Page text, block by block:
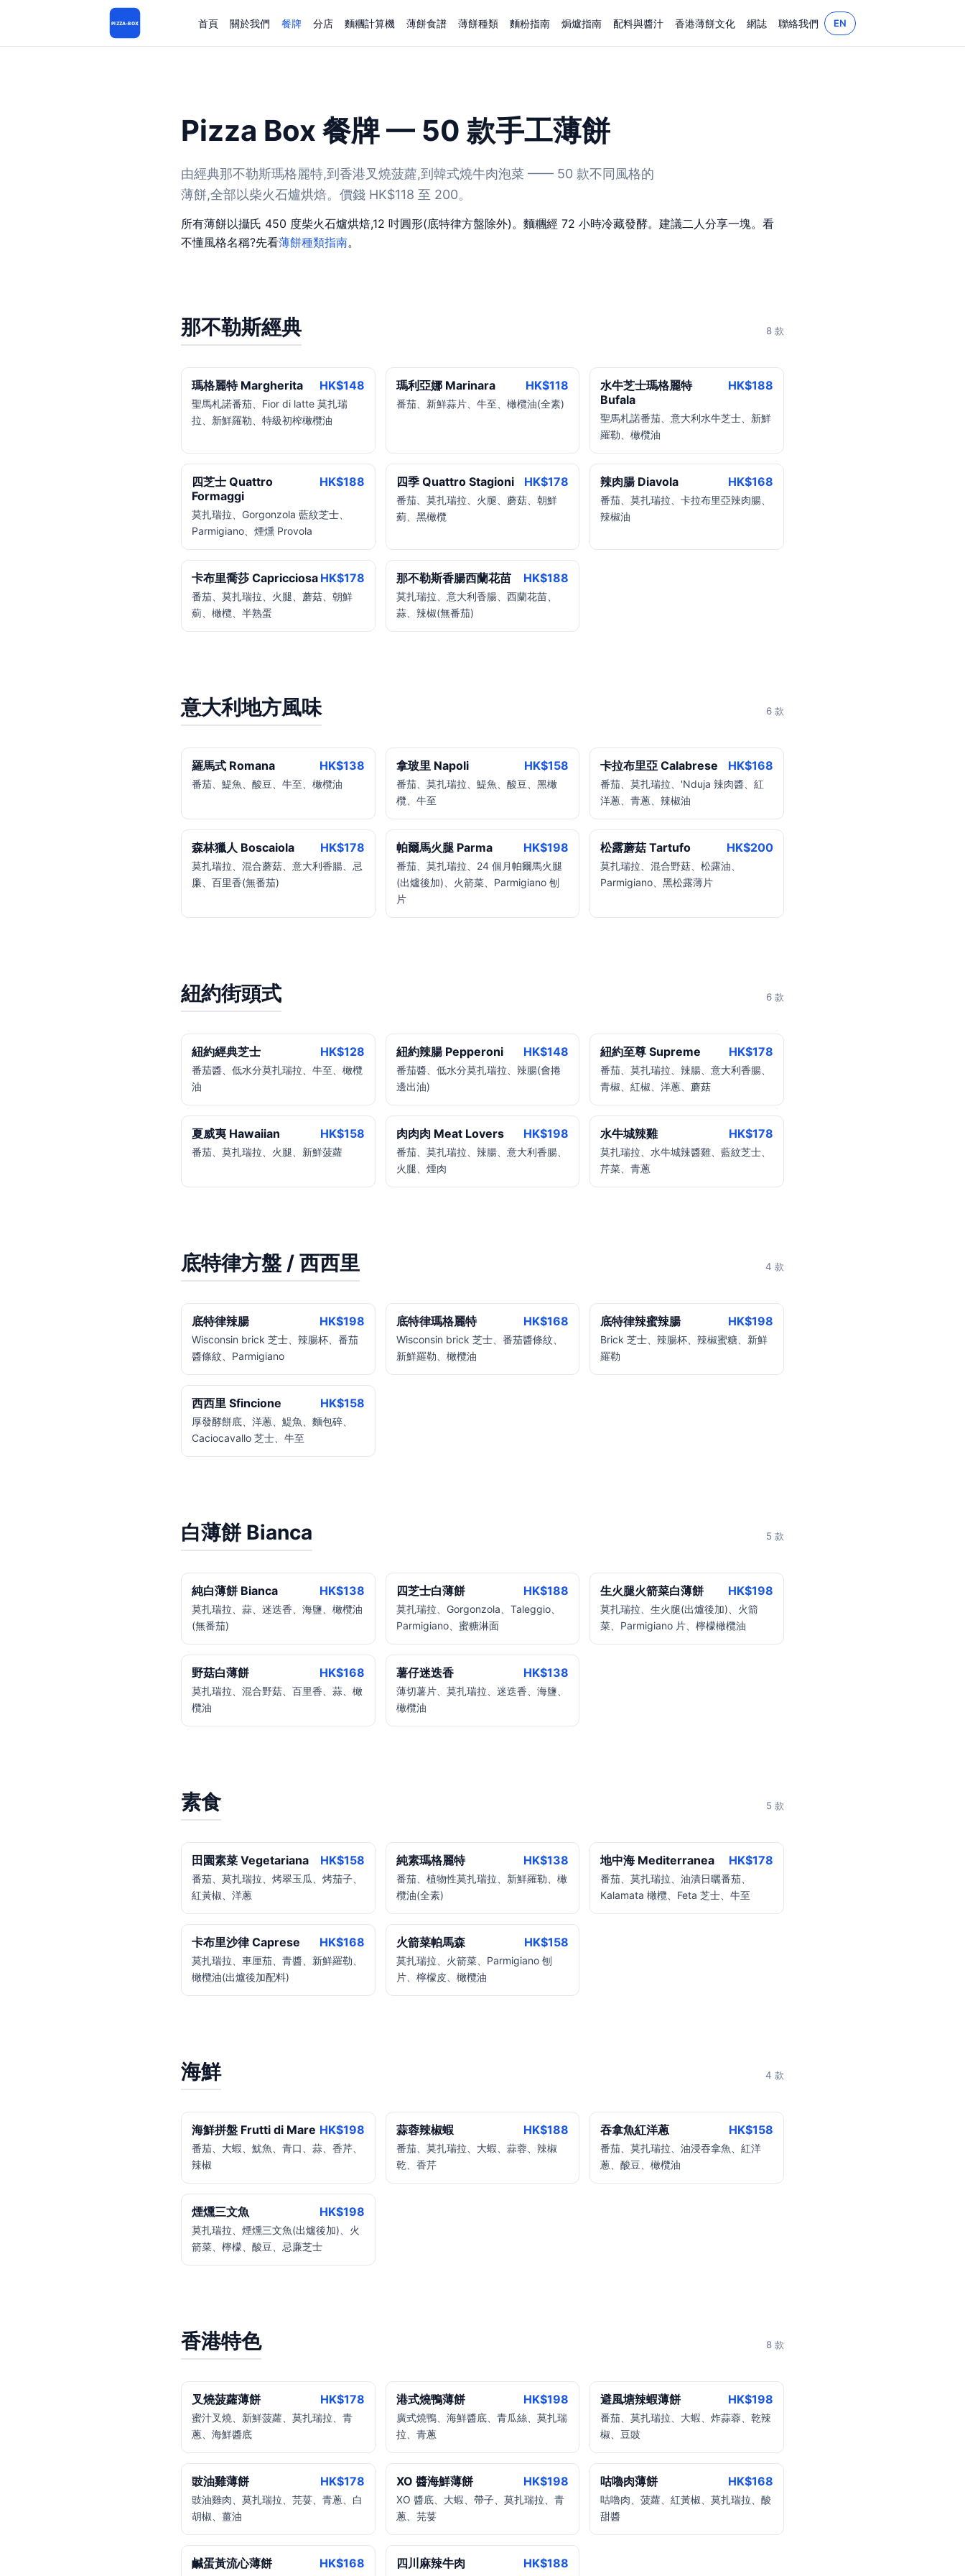
PIZZA-BOX 首頁 關於我們 餐牌 分店 麵糰計算機 薄餅食譜 薄餅種類 麵粉指南 焗爐指南 配料與醬汁 香港薄餅文化 網誌 聯絡我們 EN
Pizza Box 餐牌 — 50 款手工薄餅
由經典那不勒斯瑪格麗特,到香港叉燒菠蘿,到韓式燒牛肉泡菜 —— 50 款不同風格的
薄餅,全部以柴火石爐烘焙。價錢 HK$118 至 200。
所有薄餅以攝氏 450 度柴火石爐烘焙,12 吋圓形(底特律方盤除外)。麵糰經 72 小時冷藏發酵。建議二人分享一塊。看
不懂風格名稱?先看薄餅種類指南。
那不勒斯經典 8 款
瑪格麗特 Margherita HK$148
聖馬札諾番茄、Fior di latte 莫扎瑞
拉、新鮮羅勒、特級初榨橄欖油
瑪利亞娜 Marinara HK$118
番茄、新鮮蒜片、牛至、橄欖油(全素)
水牛芝士瑪格麗特
Bufala
HK$188
聖馬札諾番茄、意大利水牛芝士、新鮮
羅勒、橄欖油
四芝士 Quattro
Formaggi
HK$188
莫扎瑞拉、Gorgonzola 藍紋芝士、
Parmigiano、煙燻 Provola
四季 Quattro Stagioni HK$178
番茄、莫扎瑞拉、火腿、蘑菇、朝鮮
薊、黑橄欖
辣肉腸 Diavola HK$168
番茄、莫扎瑞拉、卡拉布里亞辣肉腸、
辣椒油
卡布里喬莎 Capricciosa HK$178
番茄、莫扎瑞拉、火腿、蘑菇、朝鮮
薊、橄欖、半熟蛋
那不勒斯香腸西蘭花苗 HK$188
莫扎瑞拉、意大利香腸、西蘭花苗、
蒜、辣椒(無番茄)
意大利地方風味 6 款
羅馬式 Romana HK$138
番茄、鯷魚、酸豆、牛至、橄欖油
拿玻里 Napoli HK$158
番茄、莫扎瑞拉、鯷魚、酸豆、黑橄
欖、牛至
卡拉布里亞 Calabrese HK$168
番茄、莫扎瑞拉、'Nduja 辣肉醬、紅
洋蔥、青蔥、辣椒油
森林獵人 Boscaiola HK$178
莫扎瑞拉、混合蘑菇、意大利香腸、忌
廉、百里香(無番茄)
帕爾馬火腿 Parma HK$198
番茄、莫扎瑞拉、24 個月帕爾馬火腿
(出爐後加)、火箭菜、Parmigiano 刨
片
松露蘑菇 Tartufo HK$200
莫扎瑞拉、混合野菇、松露油、
Parmigiano、黑松露薄片
紐約街頭式 6 款
紐約經典芝士 HK$128
番茄醬、低水分莫扎瑞拉、牛至、橄欖
油
紐約辣腸 Pepperoni HK$148
番茄醬、低水分莫扎瑞拉、辣腸(會捲
邊出油)
紐約至尊 Supreme HK$178
番茄、莫扎瑞拉、辣腸、意大利香腸、
青椒、紅椒、洋蔥、蘑菇
夏威夷 Hawaiian HK$158
番茄、莫扎瑞拉、火腿、新鮮菠蘿
肉肉肉 Meat Lovers HK$198
番茄、莫扎瑞拉、辣腸、意大利香腸、
火腿、煙肉
水牛城辣雞 HK$178
莫扎瑞拉、水牛城辣醬雞、藍紋芝士、
芹菜、青蔥
底特律方盤 / 西西里 4 款
底特律辣腸 HK$198
Wisconsin brick 芝士、辣腸杯、番茄
醬條紋、Parmigiano
底特律瑪格麗特 HK$168
Wisconsin brick 芝士、番茄醬條紋、
新鮮羅勒、橄欖油
底特律辣蜜辣腸 HK$198
Brick 芝士、辣腸杯、辣椒蜜糖、新鮮
羅勒
西西里 Sfincione HK$158
厚發酵餅底、洋蔥、鯷魚、麵包碎、
Caciocavallo 芝士、牛至
白薄餅 Bianca 5 款
純白薄餅 Bianca HK$138
莫扎瑞拉、蒜、迷迭香、海鹽、橄欖油
(無番茄)
四芝士白薄餅 HK$188
莫扎瑞拉、Gorgonzola、Taleggio、
Parmigiano、蜜糖淋面
生火腿火箭菜白薄餅 HK$198
莫扎瑞拉、生火腿(出爐後加)、火箭
菜、Parmigiano 片、檸檬橄欖油
野菇白薄餅 HK$168
莫扎瑞拉、混合野菇、百里香、蒜、橄
欖油
薯仔迷迭香 HK$138
薄切薯片、莫扎瑞拉、迷迭香、海鹽、
橄欖油
素食 5 款
田園素菜 Vegetariana HK$158
番茄、莫扎瑞拉、烤翠玉瓜、烤茄子、
紅黃椒、洋蔥
純素瑪格麗特 HK$138
番茄、植物性莫扎瑞拉、新鮮羅勒、橄
欖油(全素)
地中海 Mediterranea HK$178
番茄、莫扎瑞拉、油漬日曬番茄、
Kalamata 橄欖、Feta 芝士、牛至
卡布里沙律 Caprese HK$168
莫扎瑞拉、車厘茄、青醬、新鮮羅勒、
橄欖油(出爐後加配料)
火箭菜帕馬森 HK$158
莫扎瑞拉、火箭菜、Parmigiano 刨
片、檸檬皮、橄欖油
海鮮 4 款
海鮮拼盤 Frutti di Mare HK$198
番茄、大蝦、魷魚、青口、蒜、香芹、
辣椒
蒜蓉辣椒蝦 HK$188
番茄、莫扎瑞拉、大蝦、蒜蓉、辣椒
乾、香芹
吞拿魚紅洋蔥 HK$158
番茄、莫扎瑞拉、油浸吞拿魚、紅洋
蔥、酸豆、橄欖油
煙燻三文魚 HK$198
莫扎瑞拉、煙燻三文魚(出爐後加)、火
箭菜、檸檬、酸豆、忌廉芝士
香港特色 8 款
叉燒菠蘿薄餅 HK$178
蜜汁叉燒、新鮮菠蘿、莫扎瑞拉、青
蔥、海鮮醬底
港式燒鴨薄餅 HK$198
廣式燒鴨、海鮮醬底、青瓜絲、莫扎瑞
拉、青蔥
避風塘辣蝦薄餅 HK$198
番茄、莫扎瑞拉、大蝦、炸蒜蓉、乾辣
椒、豆豉
豉油雞薄餅 HK$178
豉油雞肉、莫扎瑞拉、芫荽、青蔥、白
胡椒、薑油
XO 醬海鮮薄餅 HK$198
XO 醬底、大蝦、帶子、莫扎瑞拉、青
蔥、芫荽
咕嚕肉薄餅 HK$168
咕嚕肉、菠蘿、紅黃椒、莫扎瑞拉、酸
甜醬
鹹蛋黃流心薄餅 HK$168 四川麻辣牛肉 HK$188